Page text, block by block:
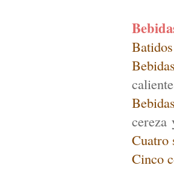
caliente
cereza
Cuatro
Cinco